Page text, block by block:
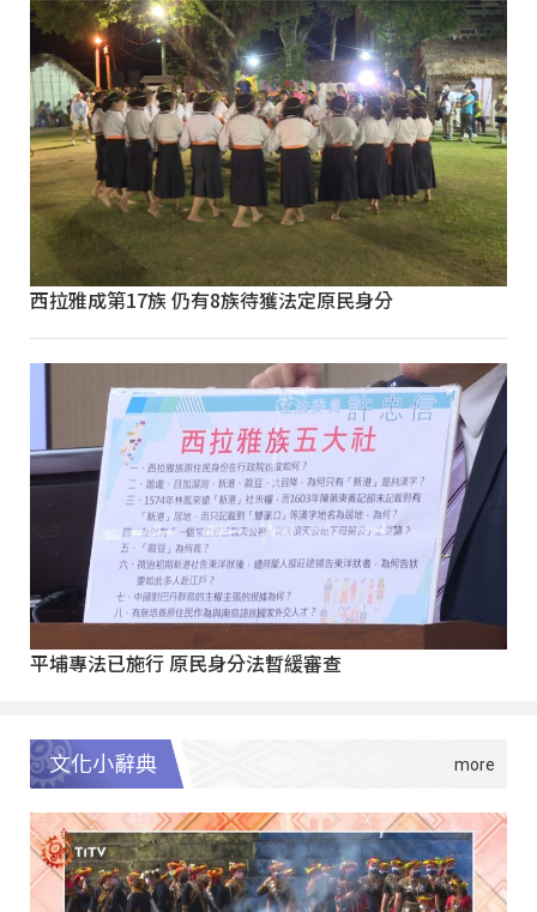
西拉雅成第17族 仍有8族待獲法定原民身分
平埔專法已施行 原民身分法暫緩審查
文化小辭典